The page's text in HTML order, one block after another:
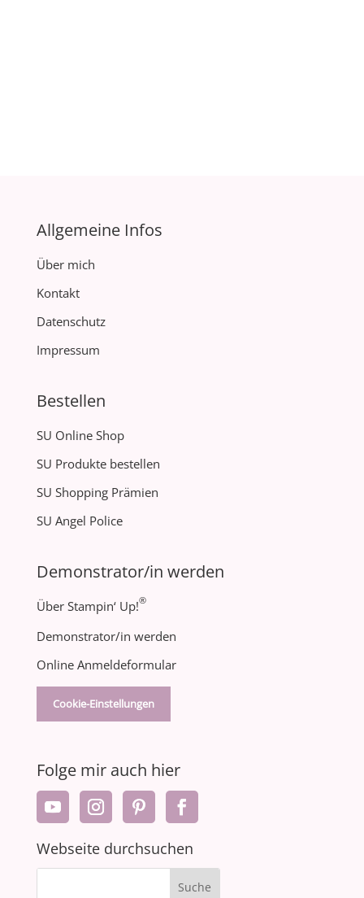
Allgemeine Infos
Über mich
Kontakt
Datenschutz
Impressum
Bestellen
SU Online Shop
SU Produkte bestellen
SU Shopping Prämien
SU Angel Police
Demonstrator/in werden
Über Stampin‘ Up!®
Demonstrator/in werden
Online Anmeldeformular
Cookie-Einstellungen
Folge mir auch hier
Webseite durchsuchen